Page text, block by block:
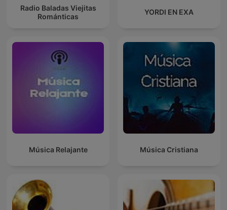
Radio Baladas Viejitas
Románticas
YORDI EN EXA
Música Relajante Música Cristiana